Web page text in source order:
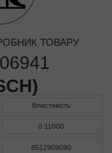
ТОВАРУ
)
Властивість
0.11000
8512909090